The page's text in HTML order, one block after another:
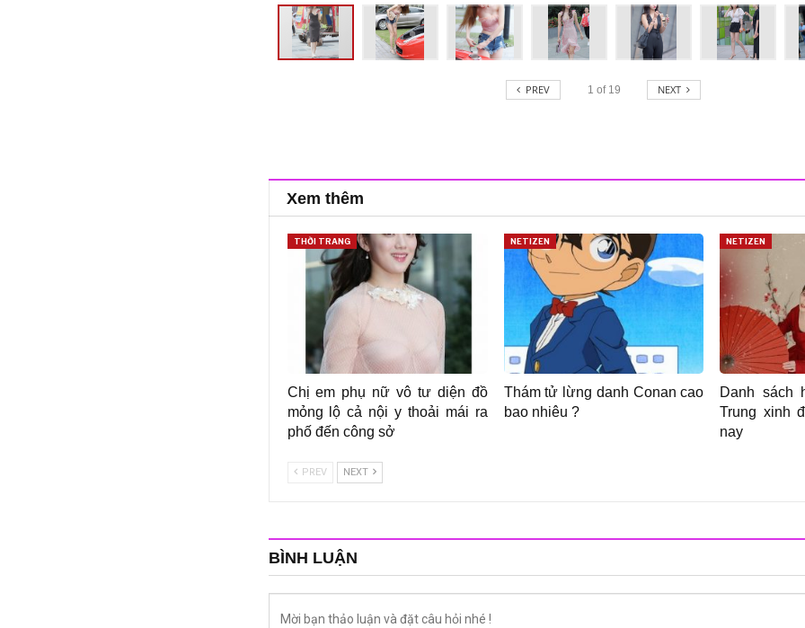
PREV 1 of 19 NEXT
Xem thêm
THỜI TRANG
Chị em phụ nữ vô tư diện đồ
mỏng lộ cả nội y thoải mái ra
phố đến công sở
NETIZEN
Thám tử lừng danh Conan cao
bao nhiêu ?
NETIZEN
Danh sách
Trung xinh
nay
PREV NEXT
BÌNH LUẬN